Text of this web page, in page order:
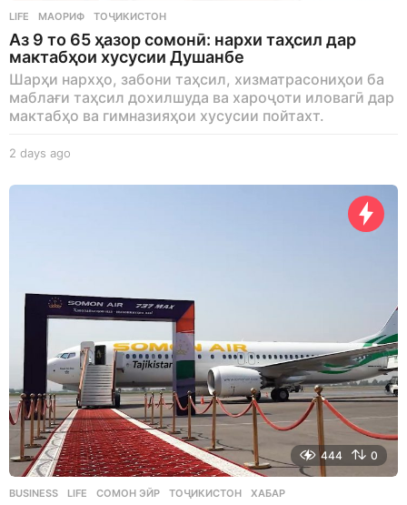
LIFE МАОРИФ ,ТОҶИКИСТОН
Аз 9 то 65 ҳазор сомонӣ: нархи таҳсил дар
мактабҳои хусусии Душанбе
Шарҳи нархҳо, забони таҳсил, хизматрасониҳои ба
маблағи таҳсил дохилшуда ва хароҷоти иловагӣ дар
мактабҳо ва гимназияҳои хусусии пойтахт.
2 days ago
a
444 0
BUSINESS ,LIFE СОМОН ЭЙР ,ТОҶИКИСТОН ,ХАБАР